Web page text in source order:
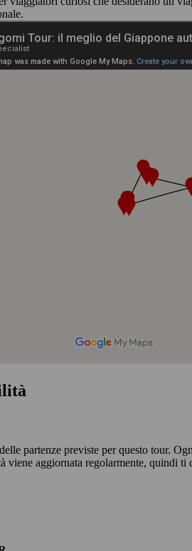
partenze previste per questo tour.
viene aggiornata regolarmente, quindi